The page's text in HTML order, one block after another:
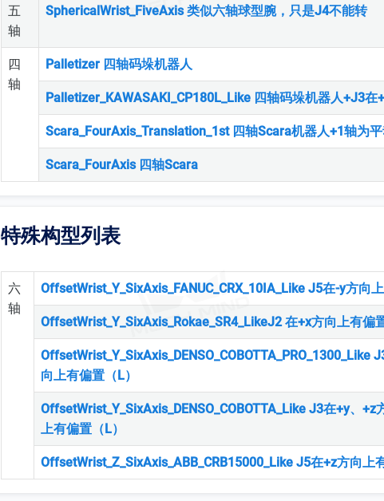
五
轴
SphericalWrist_FiveAxis 类似六轴球型腕，只是J4不能转
四
轴
Palletizer 四轴码垛机器人
Palletizer_KAWASAKI_CP180L_Like 四轴码垛机器人+J3在
Scara_FourAxis_Translation_1st 四轴Scara机器人+1轴为
Scara_FourAxis 四轴Scara
特殊构型列表
六
轴
OffsetWrist_Y_SixAxis_FANUC_CRX_10IA_Like J5在-y方向
OffsetWrist_Y_SixAxis_Rokae_SR4_LikeJ2 在+x方向上有偏
向上有偏置（L）
OffsetWrist_Y_SixAxis_DENSO_COBOTTA_Like J3在+y、
上有偏置（L）
OffsetWrist_Z_SixAxis_ABB_CRB15000_Like J5在+z方向上